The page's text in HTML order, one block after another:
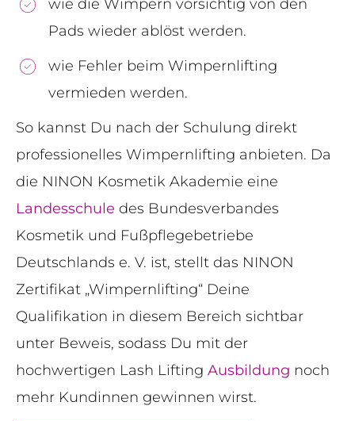
wie die Wimpern vorsichtig von den
Pads wieder ablöst werden.
wie Fehler beim Wimpernlifting
vermieden werden.
So kannst Du nach der Schulung direkt
professionelles Wimpernlifting anbieten. Da
die NINON Kosmetik Akademie eine
Landesschule des Bundesverbandes
Kosmetik und Fußpflegebetriebe
Deutschlands e. V. ist, stellt das NINON
Zertifikat „Wimpernlifting“ Deine
Qualifikation in diesem Bereich sichtbar
unter Beweis, sodass Du mit der
hochwertigen Lash Lifting Ausbildung noch
mehr Kundinnen gewinnen wirst.